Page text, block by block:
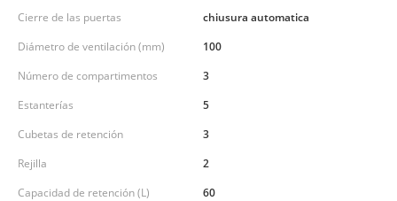
Cierre de las puertas
chiusura automatica
Diámetro de ventilación (mm)
100
Número de compartimentos
3
Estanterías
5
Cubetas de retención
3
Rejilla
2
Capacidad de retención (L)
60